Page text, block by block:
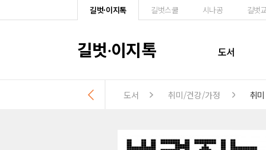
길벗·이지톡 길벗스쿨 시나공 길벗
길벗·이지톡 도서
도서 취미/건강/가정 취